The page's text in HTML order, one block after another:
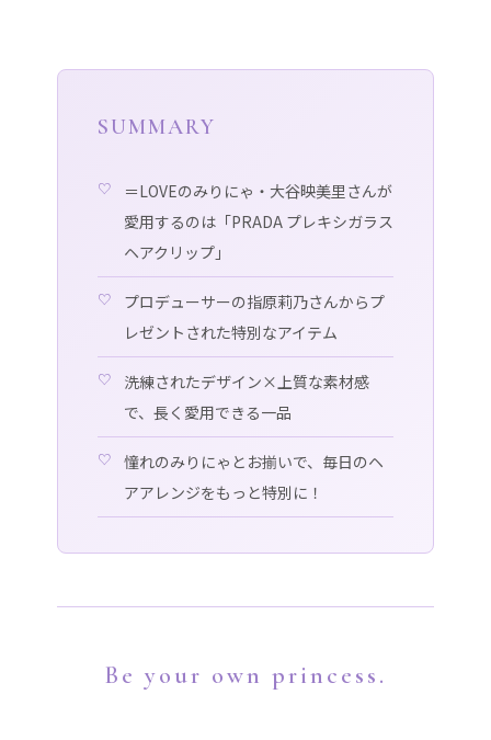
SUMMARY
＝LOVEのみりにゃ・大谷映美里さんが
愛用するのは「PRADA プレキシガラス
ヘアクリップ」
プロデューサーの指原莉乃さんからプ
レゼントされた特別なアイテム
洗練されたデザイン×上質な素材感
で、長く愛用できる一品
憧れのみりにゃとお揃いで、毎日のヘ
アアレンジをもっと特別に！
Be your own princess.